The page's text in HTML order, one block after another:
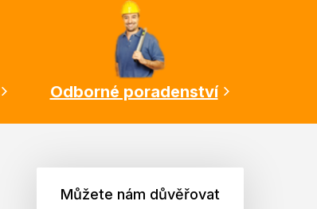
Odborné poradenství
Můžete nám důvěřovat